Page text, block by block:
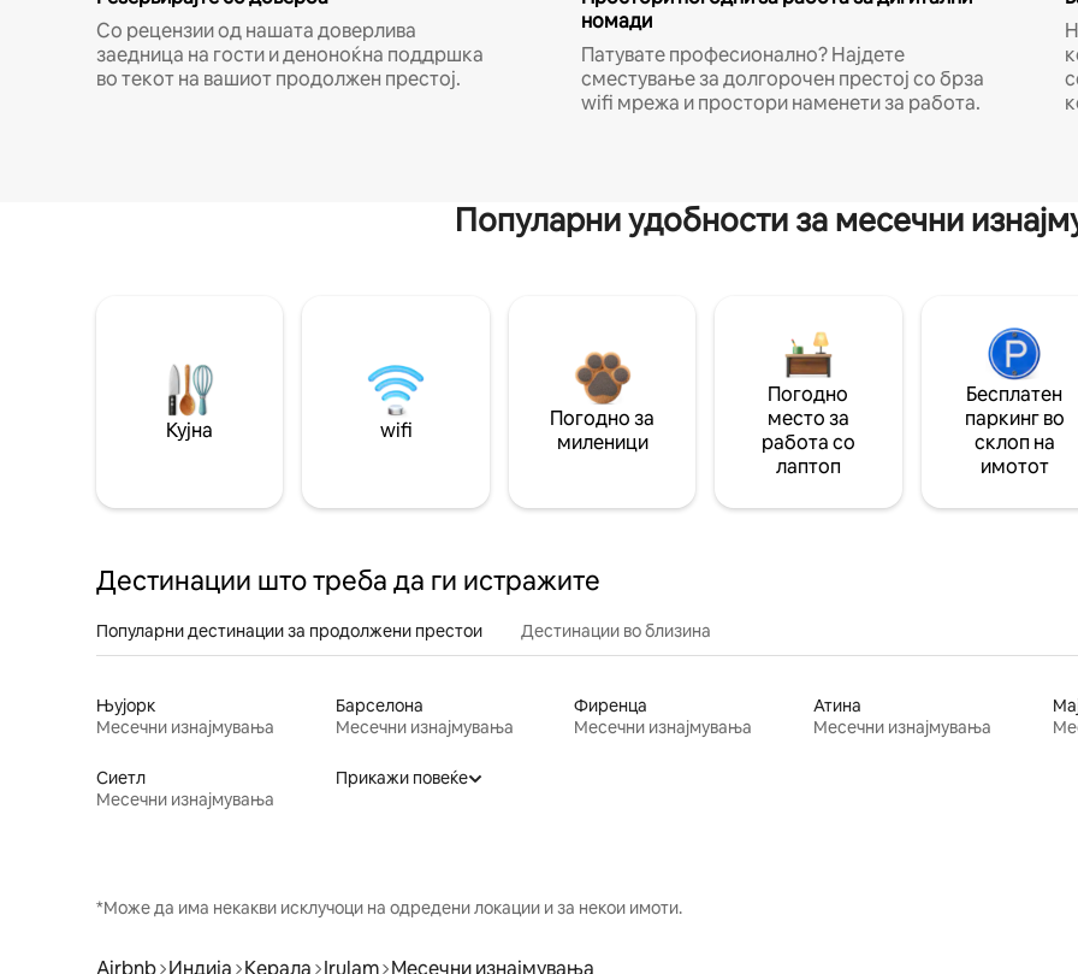
Со рецензии од нашата доверлива
заедница на гости и деноноќна поддршка
во текот на вашиот продолжен престој.
номади
Патувате професионално? Најдете
сместување за долгорочен престој со брза
wifi мрежа и простори наменети за работа.
Популарни удобности за месечни
Кујна wifi
Погодно за
миленици
Погодно
место за
работа со
лаптоп
Бесплатен
паркинг во
склоп на
имотот
Дестинации што треба да ги истражите
Популарни дестинации за продолжени престои Дестинации во близина
Њујорк
Месечни изнајмувања
Барселона
Месечни изнајмувања
Фиренца
Месечни изнајмувања
Атина
Месечни изнајмувања
Сиетл
Месечни изнајмувања
Прикажи повеќе
*Може да има некакви исклучоци на одредени локации и за некои имоти.
Airbnb Индија Керала Irulam Месечни изнајмувања